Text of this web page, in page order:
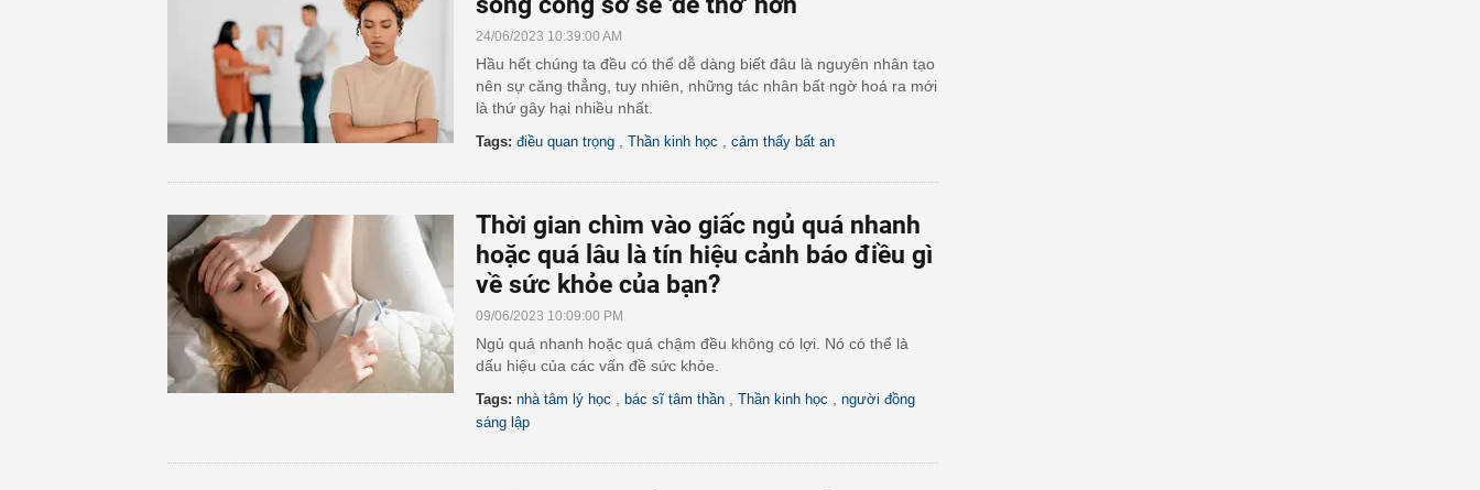
24/06/2023 10:39:00 AM
Hầu hết chúng ta đều có thể dễ dàng biết đâu là nguyên nhân tạo
nên sự căng thẳng, tuy nhiên, những tác nhân bất ngờ hoá ra mới
là thứ gây hại nhiều nhất.
Tags: điều quan trọng Thần kinh học cảm thấy bất an
Thời gian chìm vào giấc ngủ quá nhanh
hoặc quá lâu là tín hiệu cảnh báo điều gì
về sức khỏe của bạn?
09/06/2023 10:09:00 PM
Ngủ quá nhanh hoặc quá chậm đều không có lợi. Nó có thể là
dấu hiệu của các vấn đề sức khỏe.
Tags: nhà tâm lý học bác sĩ tâm thần Thần kinh học
người đồng
sáng lập